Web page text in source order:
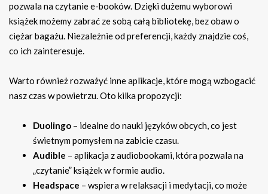
pozwala na czytanie e-booków. Dzięki dużemu wyborowi
książek możemy zabrać ze sobą całą bibliotekę, bez obaw o
ciężar bagażu. Niezależnie od preferencji, każdy znajdzie coś,
co ich zainteresuje.
Warto również rozważyć inne aplikacje, które mogą wzbogacić
nasz czas w powietrzu. Oto kilka propozycji:
Duolingo – idealne do nauki języków obcych, co jest
świetnym pomysłem na zabicie czasu.
Audible – aplikacja z audiobookami, która pozwala na
„czytanie” książek w formie audio.
Headspace – wspiera w relaksacji i medytacji, co może